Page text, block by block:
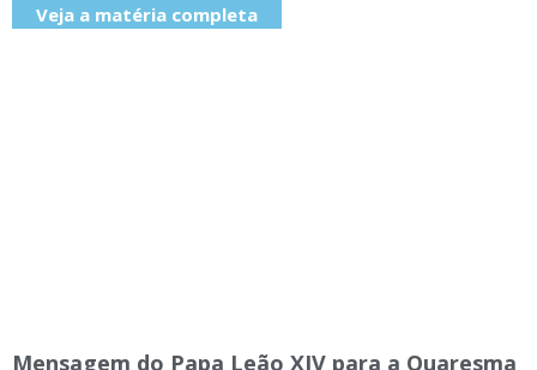
Veja a matéria completa
Mensagem do Papa Leão XIV para a Quaresma